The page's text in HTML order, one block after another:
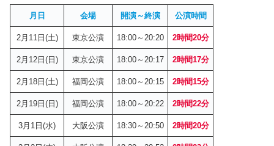
月日 会場 開演～終演 公演時間
2月11日(土) 東京公演 18:00～20:20 2時間20分
2月12日(日) 東京公演 18:00～20:17 2時間17分
2月18日(土) 福岡公演 18:00～20:15 2時間15分
2月19日(日) 福岡公演 18:00～20:22 2時間22分
3月1日(水) 大阪公演 18:30～20:50 2時間20分